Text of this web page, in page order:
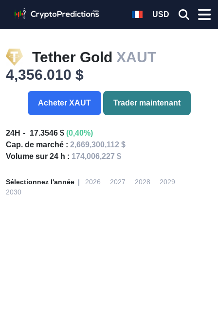
USD
Tether Gold XAUT
4,356.010 $
Acheter XAUT Trader maintenant
24H 17.3546 $ (0,40%)
Cap. de marché : 2,669,300,112 $
Volume sur 24 h : 174,006,227 $
Sélectionnez l'année 2026 2027 2028
2029
2030